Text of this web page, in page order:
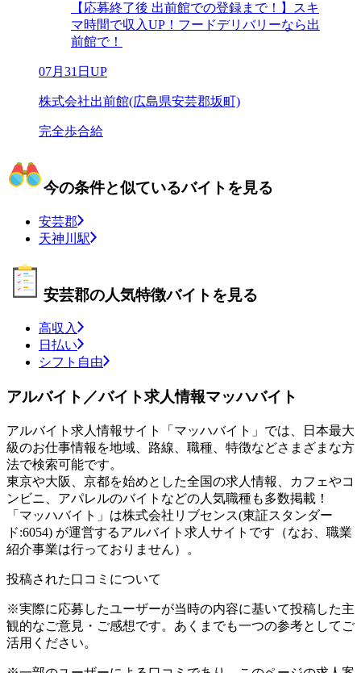
【応募終了後 出前館での登録まで！】スキ
マ時間で収入UP！フードデリバリーなら出
前館で！
07月31日UP
株式会社出前館(広島県安芸郡坂町)
完全歩合給
今の条件と似ているバイトを見る
安芸郡
天神川駅
安芸郡の人気特徴バイトを見る
高収入
日払い
シフト自由
アルバイト／バイト求人情報マッハバイト
アルバイト求人情報サイト「マッハバイト」では、日本最大
級のお仕事情報を地域、路線、職種、特徴などさまざまな方
法で検索可能です。
東京や大阪、京都を始めとした全国の求人情報、カフェやコ
ンビニ、アパレルのバイトなどの人気職種も多数掲載！
「マッハバイト」は株式会社リブセンス(東証スタンダー
ド:6054) が運営するアルバイト求人サイトです（なお、職業
紹介事業は行っておりません）。
投稿された口コミについて
※実際に応募したユーザーが当時の内容に基いて投稿した主
観的なご意見・ご感想です。あくまでも一つの参考としてご
活用ください。